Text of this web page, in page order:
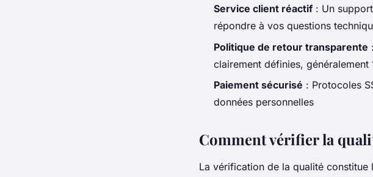
Service client réactif : Un
répondre à vos questions
Politique de retour transparente
clairement définies, généralement
Paiement sécurisé : Protocoles
données personnelles
Comment vérifier la
La vérification de la qualité